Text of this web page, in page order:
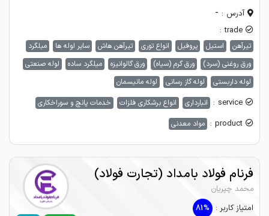
آدرس :
trade :
تیرآهن استیل پروفیل انواع توری تیرآهن هاش سایر لوله ها
میلگرد
ورق روغنی (سرد)
ورق گرم (سیاه) ورق گالوانیزه میلگرد ساده
لوله صنعتی
لوله داربستی
لوله گاز رسانی لوله مانیسمان
service : انبارداری انواع برشکاری فلزات خدمات پانچ و سوراخکاری
product : مواد معدنی
فرنام فولاد بامداد (تجارت فولاد)
محمد چپریان
امتیاز کاربر :
81%